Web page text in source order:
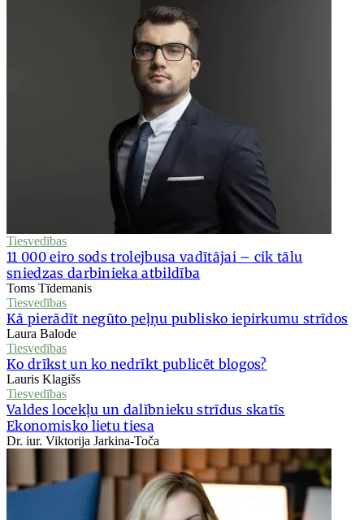
Tiesvedības
11 000 eiro sods trolejbusa vadītājai – cik tālu
sniedzas darbinieka atbildība
Toms Tīdemanis
Tiesvedības
Kā pierādīt negūto peļņu publisko iepirkumu strīdos
Laura Balode
Tiesvedības
Ko drīkst un ko nedrīkt publicēt blogos?
Lauris Klagišs
Tiesvedības
Valdes locekļu un dalībnieku strīdus skatīs
Ekonomisko lietu tiesa
Dr. iur. Viktorija Jarkina-Toča